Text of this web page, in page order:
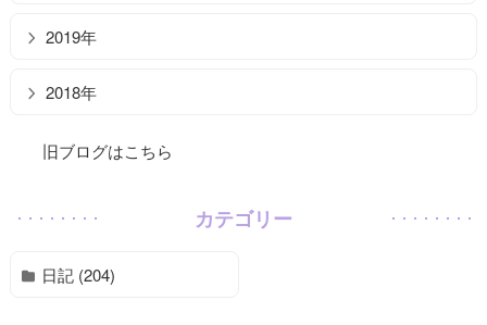
2019年
2018年
旧ブログはこちら
カテゴリー
日記 (204)